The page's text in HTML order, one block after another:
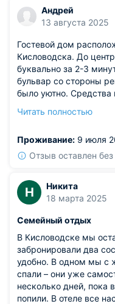
Андрей
13 августа 2025
Гостевой дом
Кисловодска. До
буквально за 2-3
бульвар со стороны
было уютно. Средства
Также можно
Читать полностью
Проживание: 9 июля
Отзыв оставлен
Н
Никита
18 марта 2025
Семейный отдых
В Кисловодске мы
забронировали два
удобно. В одном мы с
спали – они уже
несколько дней, пока
попили. В отеле все